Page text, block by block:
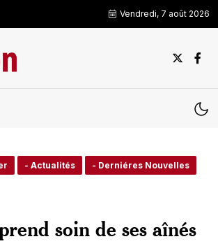
Vendredi, 7 août 2026
- Actualités - Derniéres Nouvelles
soin de ses aînés